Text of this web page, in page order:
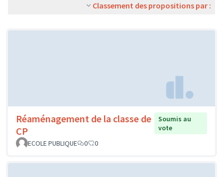
Classement des propositions par :
Réaménagement de la classe de
CP
Soumis au
vote
ECOLE PUBLIQUE
0 0